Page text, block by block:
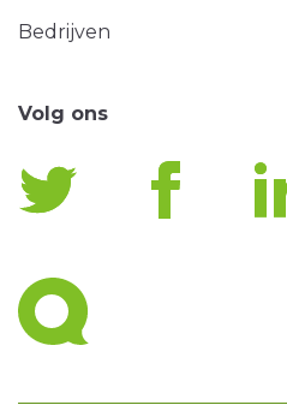
Bedrijven
Volg ons